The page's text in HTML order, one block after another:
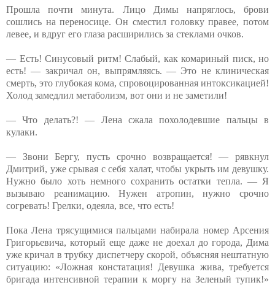
Прошла почти минута. Лицо Димы напряглось, брови
сошлись на переносице. Он сместил головку правее, потом
левее, и вдруг его глаза расширились за стеклами очков.
— Есть! Синусовый ритм! Слабый, как комариный писк, но
есть! — закричал он, выпрямляясь. — Это не клиническая
смерть, это глубокая кома, спровоцированная интоксикацией!
Холод замедлил метаболизм, вот они и не заметили!
— Что делать?! — Лена сжала похолодевшие пальцы в
кулаки.
— Звони Бергу, пусть срочно возвращается! — рявкнул
Дмитрий, уже срывая с себя халат, чтобы укрыть им девушку.
Нужно было хоть немного сохранить остатки тепла. — Я
вызываю реанимацию. Нужен атропин, нужно срочно
согревать! Грелки, одеяла, все, что есть!
Пока Лена трясущимися пальцами набирала номер Арсения
Григорьевича, который еще даже не доехал до города, Дима
уже кричал в трубку диспетчеру скорой, объясняя нештатную
ситуацию: «Ложная констатация! Девушка жива, требуется
бригада интенсивной терапии к моргу на Зеленый тупик!»